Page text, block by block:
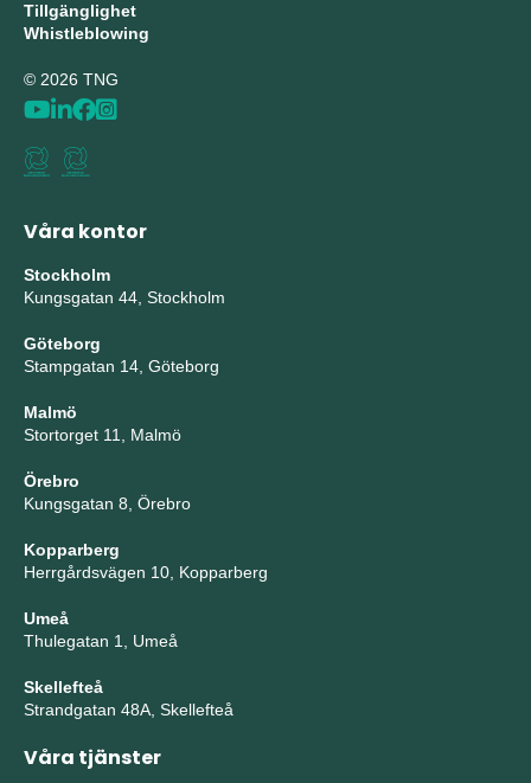
Tillgänglighet
Whistleblowing
© 2026 TNG
Våra kontor
Stockholm
Kungsgatan 44, Stockholm
Göteborg
Stampgatan 14, Göteborg
Malmö
Stortorget 11, Malmö
Örebro
Kungsgatan 8, Örebro
Kopparberg
Herrgårdsvägen 10, Kopparberg
Umeå
Thulegatan 1, Umeå
Skellefteå
Strandgatan 48A, Skellefteå
Våra tjänster